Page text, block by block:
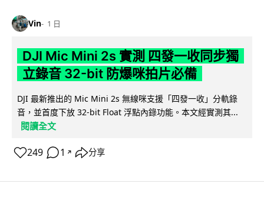
Vin 1 日
DJI Mic Mini 2s 實測 四發一收同步獨
立錄音 32-bit 防爆咪拍片必備
DJI 最新推出的 Mic Mini 2s 無線咪支援「四發一收」分軌錄
音，並首度下放 32-bit Float 浮點內錄功能。本文經實測其...
閱讀全文
249 1 ↗ 分享